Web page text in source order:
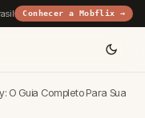
Conhecer a Mobflix →
O Guia Completo Para Sua